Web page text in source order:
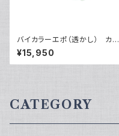
バイカラーエポ（透かし） カフ
リンクス VQC-1201
¥15,950
CATEGORY